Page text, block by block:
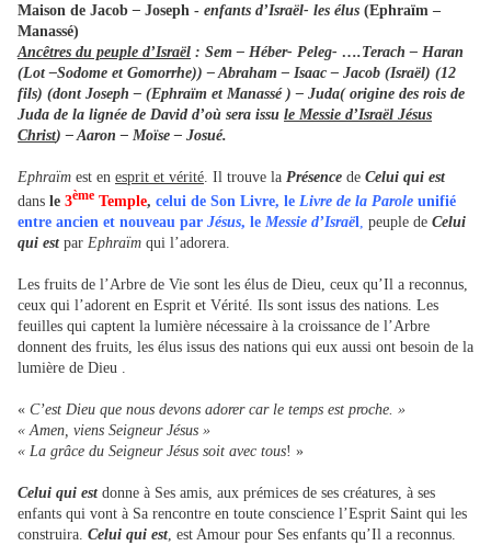
Maison de Jacob – Joseph - enfants d’Israël- les élus (Ephraïm –
Manassé)
Ancêtres du peuple d’Israël : Sem – Héber- Peleg- ….Terach – Haran
(Lot –Sodome et Gomorrhe)) – Abraham – Isaac – Jacob (Israël) (12
fils) (dont Joseph – (Ephraïm et Manassé ) – Juda( origine des rois de
Juda de la lignée de David d’où sera issu le Messie d’Israël Jésus
Christ) – Aaron – Moïse – Josué.
Ephraïm est en esprit et vérité. Il trouve la Présence de Celui qui est
dans le 3ème Temple, celui de Son Livre, le Livre de la Parole unifié
entre ancien et nouveau par Jésus, le Messie d’Israël, peuple de Celui
qui estpar Ephraïm qui l’adorera.
Les fruits de l’Arbre de Vie sont les élus de Dieu, ceux qu’Il a reconnus,
ceux qui l’adorent en Esprit et Vérité. Ils sont issus des nations. Les
feuilles qui captent la lumière nécessaire à la croissance de l’Arbre
donnent des fruits, les élus issus des nations qui eux aussi ont besoin de la
lumière de Dieu .
« C’est Dieu que nous devons adorer car le temps est proche. »
« Amen, viens Seigneur Jésus »
« La grâce du Seigneur Jésus soit avec tous! »
Celui qui est donne à Ses amis, aux prémices de ses créatures, à ses
enfants qui vont à Sa rencontre en toute conscience l’Esprit Saint qui les
construira. Celui qui est, est Amour pour Ses enfants qu’Il a reconnus.